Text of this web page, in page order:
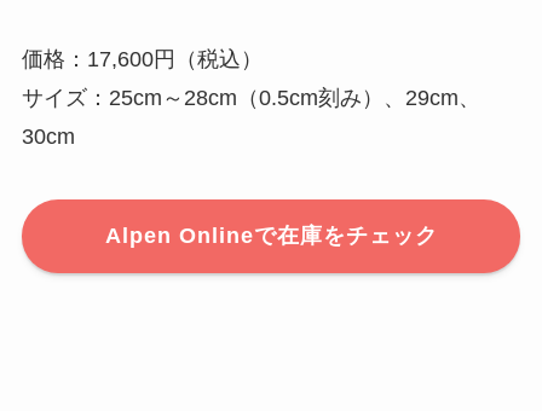
価格：17,600円（税込）
サイズ：25cm～28cm（0.5cm刻み）、29cm、
30cm
Alpen Onlineで在庫をチェック